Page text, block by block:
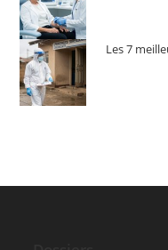
Les 7